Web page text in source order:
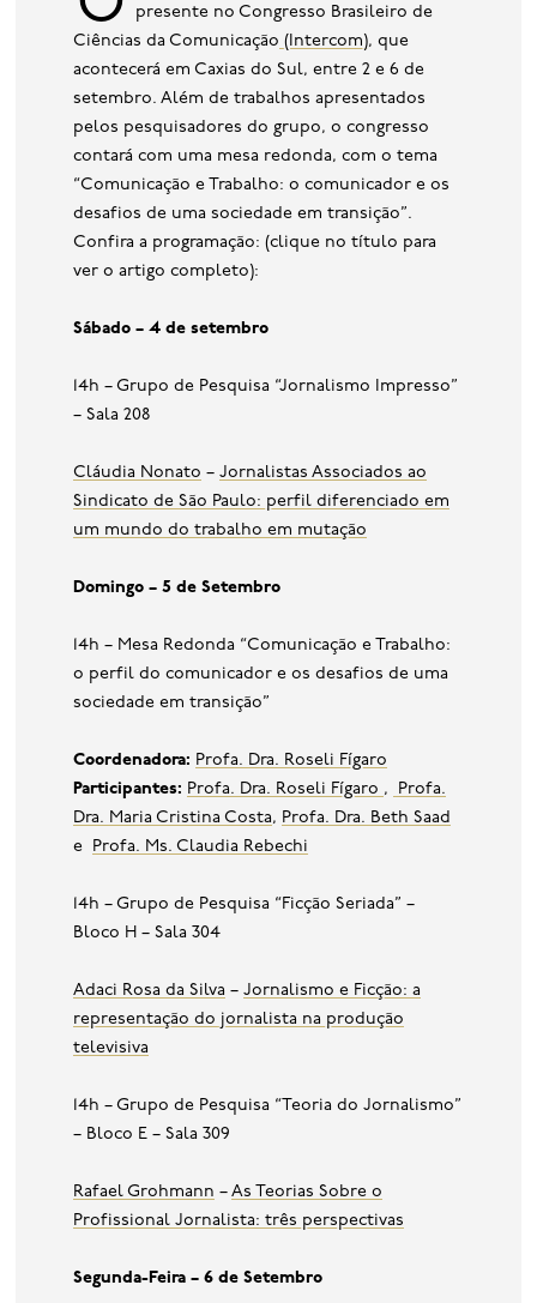
base de dados
publicações na mídia
presente no Congresso Brasileiro de
Ciências da Comunicação (Intercom), que
acontecerá em Caxias do Sul, entre 2 e 6 de
setembro. Além de trabalhos apresentados
pelos pesquisadores do grupo, o congresso
contará com uma mesa redonda, com o tema
“Comunicação e Trabalho: o comunicador e os
desafios de uma sociedade em transição”.
Confira a programação: (clique no título para
ver o artigo completo):
Sábado – 4 de setembro
14h – Grupo de Pesquisa “Jornalismo Impresso”
– Sala 208
Cláudia Nonato –Jornalistas Associados ao
Sindicato de São Paulo: perfil diferenciado em
um mundo do trabalho em mutação
Domingo – 5 de Setembro
14h – Mesa Redonda “Comunicação e Trabalho:
o perfil do comunicador e os desafios de uma
sociedade em transição”
Coordenadora: Profa. Dra. Roseli Fígaro
Participantes: Profa. Dra. Roseli Fígaro ,
Profa.
Dra. Maria Cristina Costa, Profa. Dra. Beth Saad
e
Profa. Ms. Claudia Rebechi
14h – Grupo de Pesquisa “Ficção Seriada” –
Bloco H – Sala 304
Adaci Rosa da Silva –Jornalismo e Ficção: a
representação do jornalista na produção
televisiva
14h – Grupo de Pesquisa “Teoria do Jornalismo”
– Bloco E – Sala 309
Rafael Grohmann –As Teorias Sobre o
Profissional Jornalista: três perspectivas
Segunda-Feira – 6 de Setembro